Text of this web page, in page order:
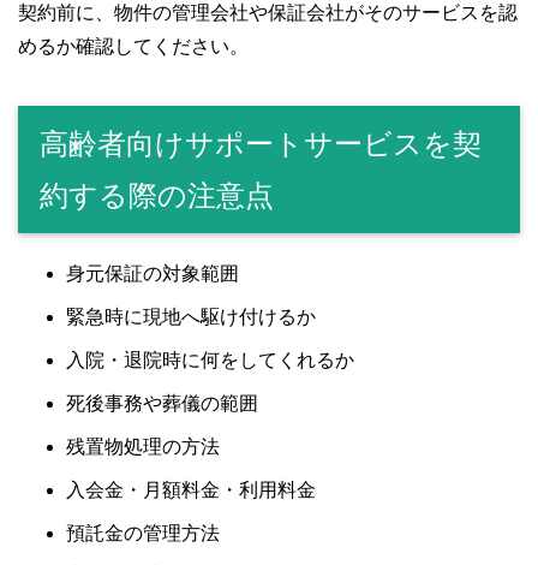
契約前に、物件の管理会社や保証会社がそのサービスを認
めるか確認してください。
高齢者向けサポートサービスを契
約する際の注意点
身元保証の対象範囲
緊急時に現地へ駆け付けるか
入院・退院時に何をしてくれるか
死後事務や葬儀の範囲
残置物処理の方法
入会金・月額料金・利用料金
預託金の管理方法